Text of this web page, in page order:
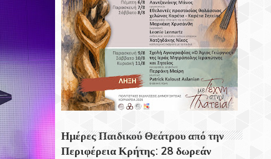
Η Μεσσήνη Η Τρίτη Μεγαλύτερη Πόλη Στη
Σικελία
Ο Σκορπιός Το Νησί Του Αριστοτέλη
Ωνάση
Το Φαινόμενο Φάτα Μοργκάνα
Ημέρες Παιδικού Θεάτρου από την
Περιφέρεια Κρήτης: 28 δωρεάν